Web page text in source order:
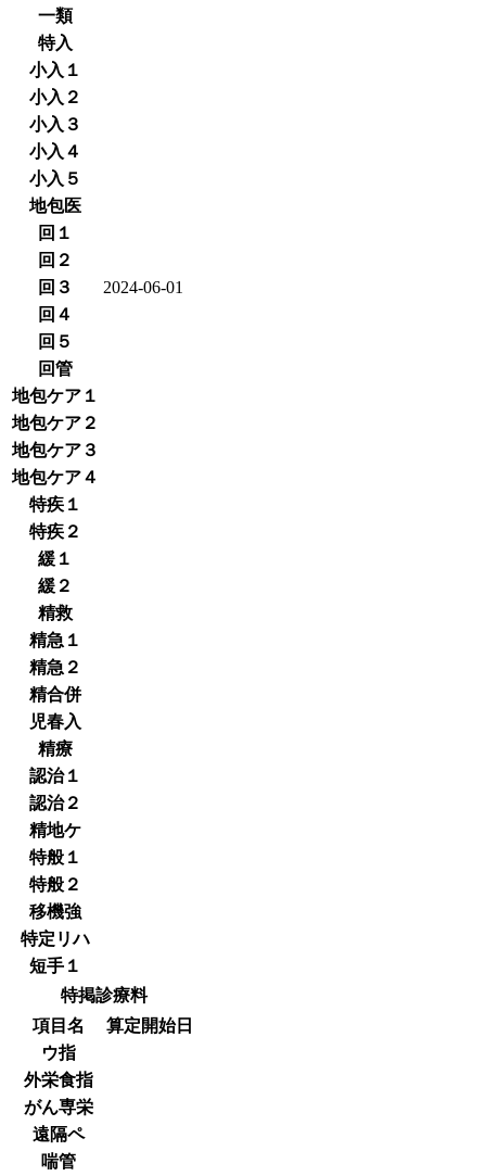
一類
特入
小入１
小入２
小入３
小入４
小入５
地包医
回１
回２
回３
2024-06-01
回４
回５
回管
地包ケア１
地包ケア２
地包ケア３
地包ケア４
特疾１
特疾２
緩１
緩２
精救
精急１
精急２
精合併
児春入
精療
認治１
認治２
精地ケ
特般１
特般２
移機強
特定リハ
短手１
特掲診療料
項目名
算定開始日
ウ指
外栄食指
がん専栄
遠隔ペ
喘管